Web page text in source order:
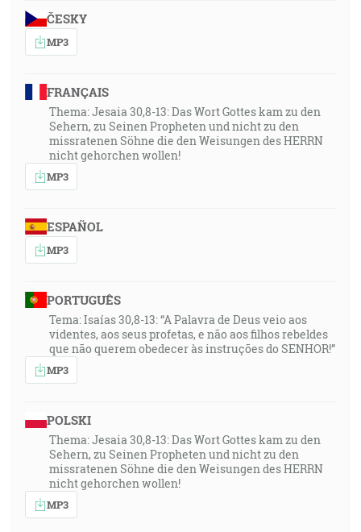
ČESKY
MP3
FRANÇAIS
Thema: Jesaia 30,8-13: Das Wort Gottes kam zu den
Sehern, zu Seinen Propheten und nicht zu den
missratenen Söhne die den Weisungen des HERRN
nicht gehorchen wollen!
MP3
ESPAÑOL
MP3
PORTUGUÊS
Tema: Isaías 30,8-13: “A Palavra de Deus veio aos
videntes, aos seus profetas, e não aos filhos rebeldes
que não querem obedecer às instruções do SENHOR!”
MP3
POLSKI
Thema: Jesaia 30,8-13: Das Wort Gottes kam zu den
Sehern, zu Seinen Propheten und nicht zu den
missratenen Söhne die den Weisungen des HERRN
nicht gehorchen wollen!
MP3